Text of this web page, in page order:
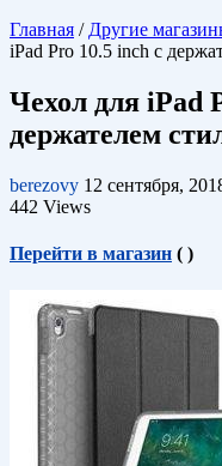
Главная / Другие
iPad Pro 10.5 inch с
Чехол для iPad
держателем
berezovy 12 сентября,
442 Views
Перейти в магазин ( )